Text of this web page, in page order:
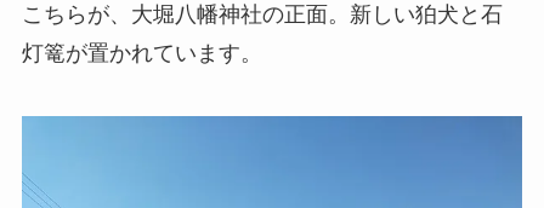
こちらが、大堀八幡神社の正面。新しい狛犬と石
灯篭が置かれています。